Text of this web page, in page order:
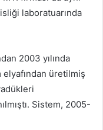
laboratuarında
2003 yılında
elyafından üretilmiş
Sistem, 2005-